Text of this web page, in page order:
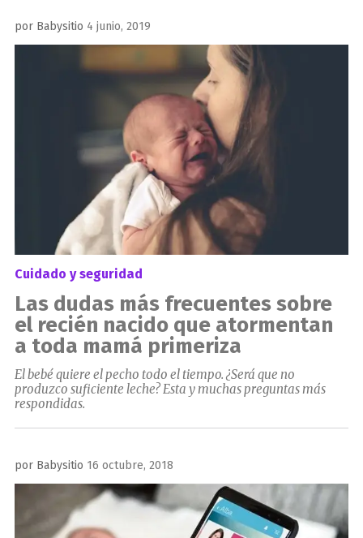
por Babysitio Publicado
el
4 junio, 2019
Cuidado y seguridad
Las dudas más frecuentes sobre
el recién nacido que atormentan
a toda mamá primeriza
El bebé quiere el pecho todo el tiempo. ¿Será que no
produzco suficiente leche? Esta y muchas preguntas más
respondidas.
por Babysitio Publicado
el
16 octubre, 2018